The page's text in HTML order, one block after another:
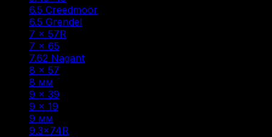
6.5 Creedmoor
6.5 Grendel
7 × 57R
7 × 65
7.62 Nagant
8 × 57
8 мм
9 × 39
9 x 19
9 мм
9.3×74R